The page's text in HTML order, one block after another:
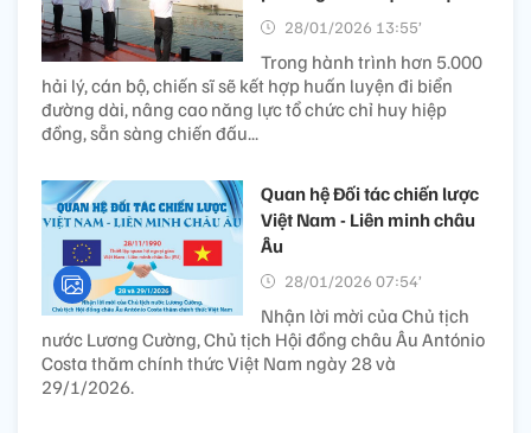
28/01/2026 13:55’
Trong hành trình hơn 5.000
hải lý, cán bộ, chiến sĩ sẽ kết hợp huấn luyện đi biển
đường dài, nâng cao năng lực tổ chức chỉ huy hiệp
đồng, sẵn sàng chiến đấu...
Quan hệ Đối tác chiến lược
Việt Nam - Liên minh châu
Âu
28/01/2026 07:54’
Nhận lời mời của Chủ tịch
nước Lương Cường, Chủ tịch Hội đồng châu Âu António
Costa thăm chính thức Việt Nam ngày 28 và
29/1/2026.